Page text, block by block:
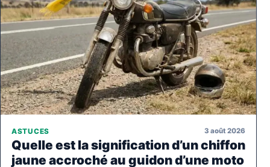
ASTUCES 3 août 2026
Quelle est la signification d’un chiffon
jaune accroché au guidon d’une moto